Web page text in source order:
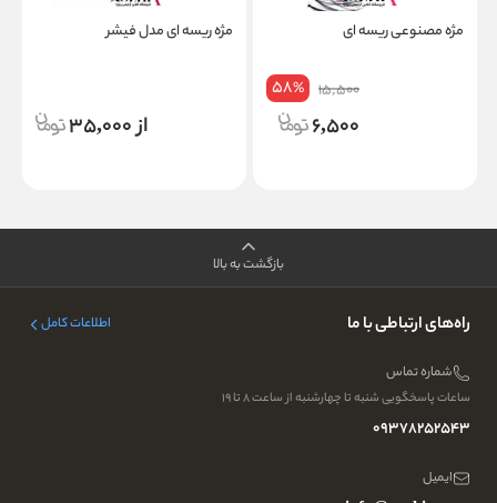
مژه مصنوعی ریسه ای
15,500
58%
6,500
مژه ریسه ای مدل فیشر
از 35,000
بازگشت به بالا
راه‌های ارتباطی با ما اطلاعات کامل
شماره تماس
ساعات پاسخگویی شنبه تا چهارشنبه از ساعت ۸ تا ۱۹
09378252543
ایمیل